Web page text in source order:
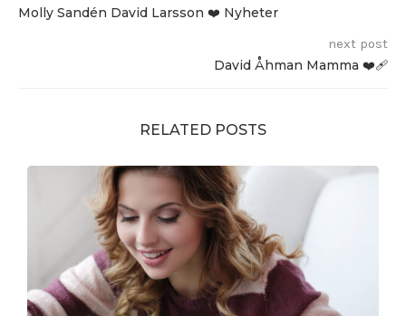
Molly Sandén David Larsson ❤️ Nyheter
next post
David Åhman Mamma ❤️‍🩹
RELATED POSTS